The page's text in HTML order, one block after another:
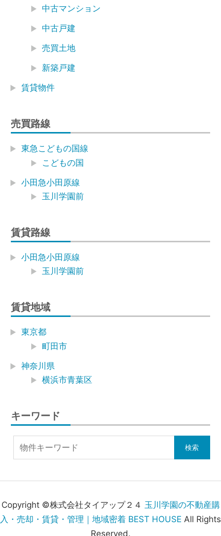
中古マンション
中古戸建
売買土地
新築戸建
賃貸物件
売買路線
東急こどもの国線
こどもの国
小田急小田原線
玉川学園前
賃貸路線
小田急小田原線
玉川学園前
賃貸地域
東京都
町田市
神奈川県
横浜市青葉区
キーワード
Copyright ©株式会社タイアップ２４ 玉川学園の不動産購
入・売却・賃貸・管理｜地域密着 BEST HOUSE All Rights
Reserved.